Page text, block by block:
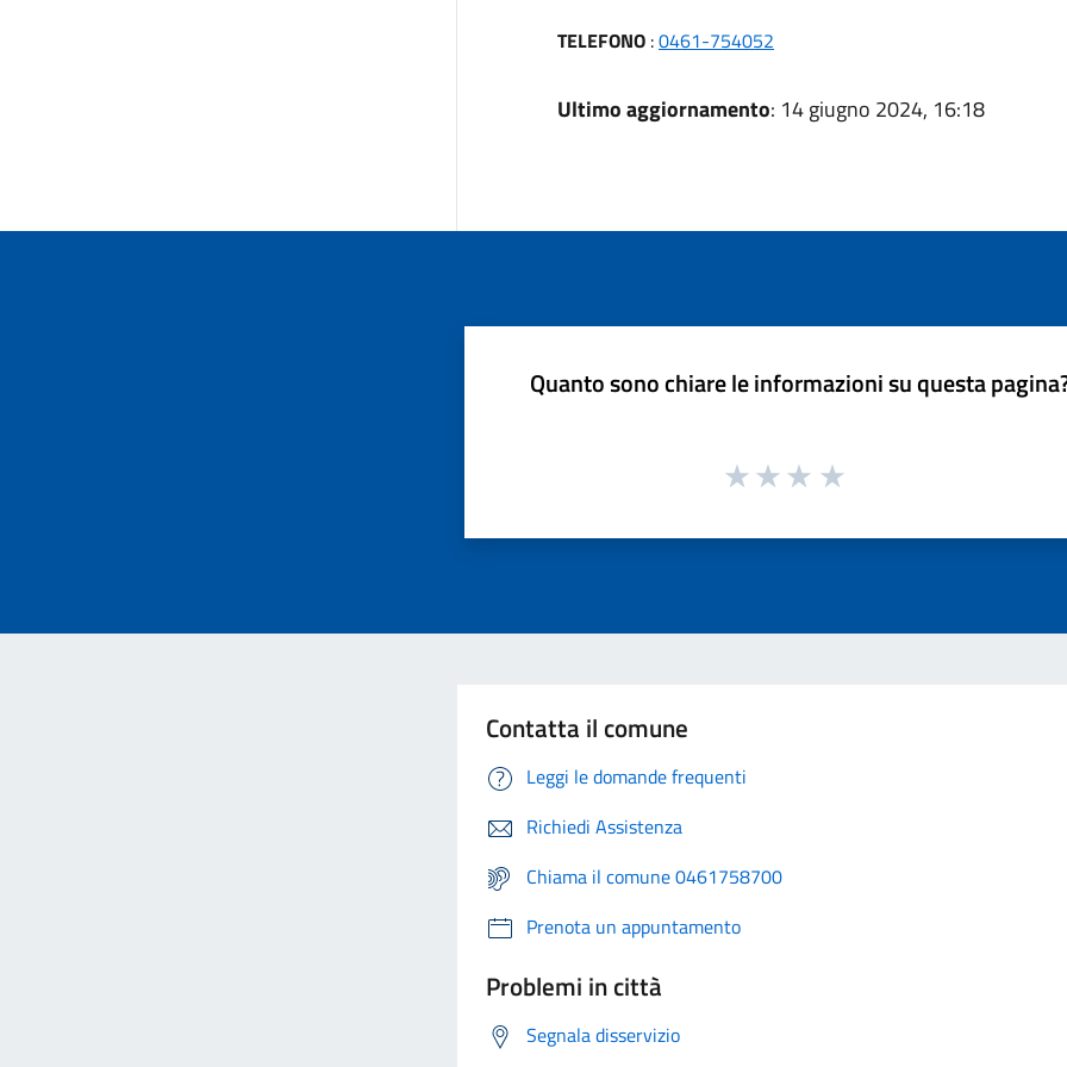
TELEFONO:0461-754052
Ultimo aggiornamento: 14 giugno 2024, 16:18
Quanto sono chiare le informazioni su questa
Contatta il comune
Leggi le domande frequenti
Richiedi Assistenza
Chiama il comune 0461758700
Prenota un appuntamento
Problemi in città
Segnala disservizio